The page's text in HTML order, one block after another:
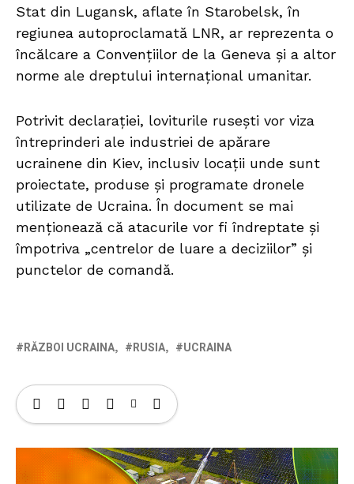
Stat din Lugansk, aflate în Starobelsk, în
regiunea autoproclamată LNR, ar reprezenta o
încălcare a Convențiilor de la Geneva și a altor
norme ale dreptului internațional umanitar.
Potrivit declarației, loviturile rusești vor viza
întreprinderi ale industriei de apărare
ucrainene din Kiev, inclusiv locații unde sunt
proiectate, produse și programate dronele
utilizate de Ucraina. În document se mai
menționează că atacurile vor fi îndreptate și
împotriva „centrelor de luare a deciziilor” și
punctelor de comandă.
RĂZBOI UCRAINA RUSIA UCRAINA